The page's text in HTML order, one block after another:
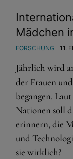
Mädchen
FORSCHUNG 11.
Jährlich wird
der Frauen
begangen.
Nationen soll
erinnern, die
und
sie wirklich?
bedarf der
Zustimmung
Google Maps